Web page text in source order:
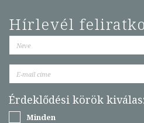
Hírlevél
Érdeklődési körök
Minden